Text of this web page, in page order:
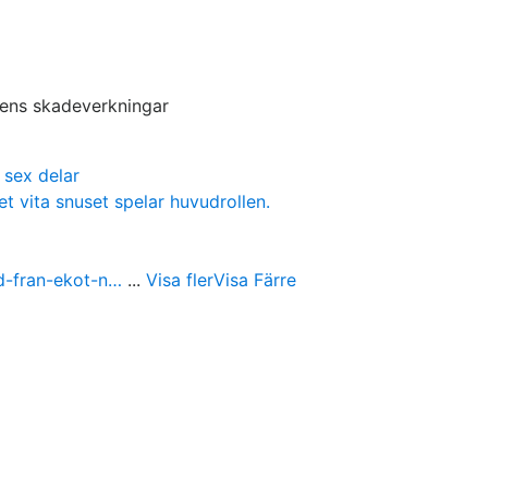
skadeverkningar
delar
vita snuset spelar huvudrollen.
fran-ekot-n… ... Visa flerVisa Färre